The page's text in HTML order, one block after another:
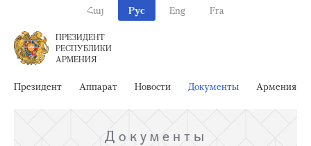
Հայ Рус Eng Fra
ПРЕЗИДЕНТ
РЕСПУБЛИКИ
АРМЕНИЯ
Президент Аппарат Новости Документы Армения
Документы